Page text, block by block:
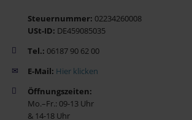
Steuernummer: 02234260008
USt-ID: DE459085035
Tel.: 06187 90 62 00
E-Mail: Hier klicken
Öffnungszeiten:
Mo.–Fr.: 09-13 Uhr
& 14-18 Uhr